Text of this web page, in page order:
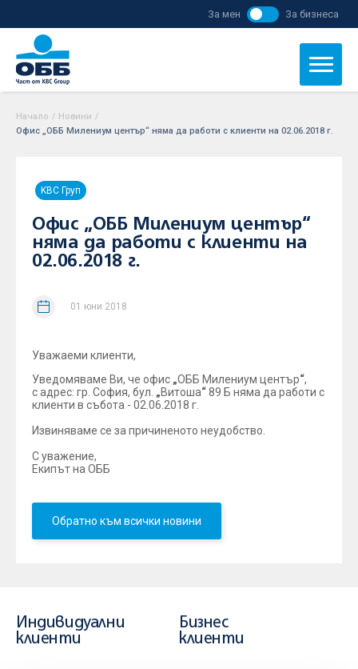
За мен За бизнеса
Начало / Новини /
Офис „ОББ Милениум център“ няма да работи с клиенти на 02.06.2018 г.
KBC Груп
Офис „ОББ Милениум център“
няма да работи с клиенти на
02.06.2018 г.
01 юни 2018
Уважаеми клиенти,
Уведомяваме Ви, че офис „ОББ Милениум център“,
с адрес: гр. София, бул. „Витоша“89 Б няма да работи с
клиенти в събота - 02.06.2018 г.
Извиняваме се за причиненото неудобство.
С уважение,
Екипът на ОББ
Обратно към всички новини
Индивидуални
клиенти
Бизнес
клиенти